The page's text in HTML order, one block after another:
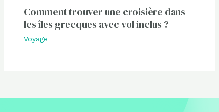
Comment trouver une croisière dans
les îles grecques avec vol inclus ?
Voyage